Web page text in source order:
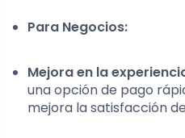
Para Negocios:
Mejora en la
una opción de pago
mejora la satisfacción